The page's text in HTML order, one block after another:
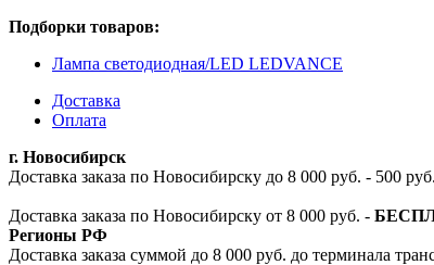
Подборки товаров:
Лампа светодиодная/LED LEDVANCE
Доставка
Оплата
г. Новосибирск
Доставка заказа по Новосибирску до 8 000 руб. - 500 руб.
Доставка заказа по Новосибирску от 8 000 руб. -
Регионы РФ
Доставка заказа суммой до 8 000 руб. до терминала